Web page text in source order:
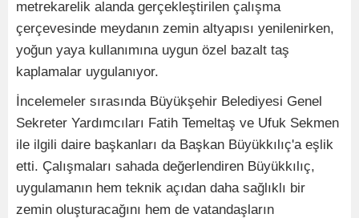
metrekarelik alanda gerçekleştirilen çalışma
çerçevesinde meydanın zemin altyapısı yenilenirken,
yoğun yaya kullanımına uygun özel bazalt taş
kaplamalar uygulanıyor.
İncelemeler sırasında Büyükşehir Belediyesi Genel
Sekreter Yardımcıları Fatih Temeltaş ve Ufuk Sekmen
ile ilgili daire başkanları da Başkan Büyükkılıç'a eşlik
etti. Çalışmaları sahada değerlendiren Büyükkılıç,
uygulamanın hem teknik açıdan daha sağlıklı bir
zemin oluşturacağını hem de vatandaşların